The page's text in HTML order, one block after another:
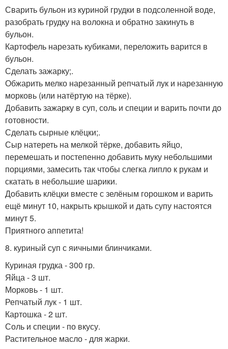
Сварить бульон из куриной грудки в подсоленной воде,
разобрать грудку на волокна и обратно закинуть в
бульон.
Картофель нарезать кубиками, переложить варится в
бульон.
Сделать зажарку;.
Обжарить мелко нарезанный репчатый лук и нарезанную
морковь (или натёртую на тёрке).
Добавить зажарку в суп, соль и специи и варить почти до
готовности.
Сделать сырные клёцки;.
Сыр натереть на мелкой тёрке, добавить яйцо,
перемешать и постепенно добавить муку небольшими
порциями, замесить так чтобы слегка липло к рукам и
скатать в небольшие шарики.
Добавить клёцки вместе с зелёным горошком и варить
ещё минут 10, накрыть крышкой и дать супу настоятся
минут 5.
Приятного аппетита!
8. куриный суп с яичными блинчиками.
Куриная грудка - 300 гр.
Яйца - 3 шт.
Морковь - 1 шт.
Репчатый лук - 1 шт.
Картошка - 2 шт.
Соль и специи - по вкусу.
Растительное масло - для жарки.